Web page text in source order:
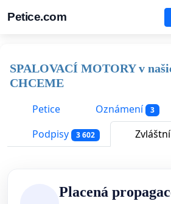
Petice.com
SPALOVACÍ MOTORY v
CHCEME
Petice
Oznámení 3
Podpisy 3 602
Placená